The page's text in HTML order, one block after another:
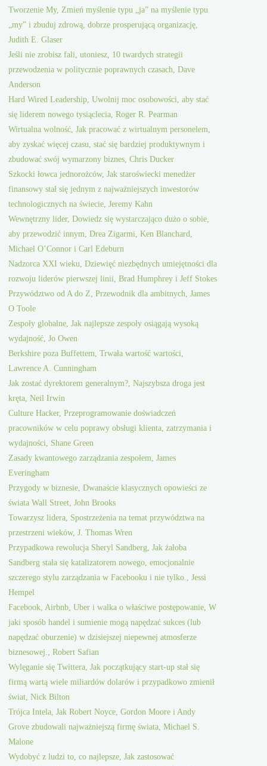
Tworzenie My, Zmień myślenie typu „ja” na myślenie typu
„my” i zbuduj zdrową, dobrze prosperującą organizację,
Judith E. Glaser
Jeśli nie zrobisz fali, utoniesz, 10 twardych strategii
przewodzenia w politycznie poprawnych czasach, Dave
Anderson
Hard Wired Leadership, Uwolnij moc osobowości, aby stać
się liderem nowego tysiąclecia, Roger R. Pearman
Wirtualna wolność, Jak pracować z wirtualnym personelem,
aby zyskać więcej czasu, stać się bardziej produktywnym i
zbudować swój wymarzony biznes, Chris Ducker
Szkocki łowca jednorożców, Jak staroświecki menedżer
finansowy stał się jednym z najważniejszych inwestorów
technologicznych na świecie, Jeremy Kahn
Wewnętrzny lider, Dowiedz się wystarczająco dużo o sobie,
aby przewodzić innym, Drea Zigarmi, Ken Blanchard,
Michael O’Connor i Carl Edeburn
Nadzorca XXI wieku, Dziewięć niezbędnych umiejętności dla
rozwoju liderów pierwszej linii, Brad Humphrey i Jeff Stokes
Przywództwo od A do Z, Przewodnik dla ambitnych, James
O Toole
Zespoły globalne, Jak najlepsze zespoły osiągają wysoką
wydajność, Jo Owen
Berkshire poza Buffettem, Trwała wartość wartości,
Lawrence A. Cunningham
Jak zostać dyrektorem generalnym?, Najszybsza droga jest
kręta, Neil Irwin
Culture Hacker, Przeprogramowanie doświadczeń
pracowników w celu poprawy obsługi klienta, zatrzymania i
wydajności, Shane Green
Zasady kwantowego zarządzania zespołem, James
Everingham
Przygody w biznesie, Dwanaście klasycznych opowieści ze
świata Wall Street, John Brooks
Towarzysz lidera, Spostrzeżenia na temat przywództwa na
przestrzeni wieków, J. Thomas Wren
Przypadkowa rewolucja Sheryl Sandberg, Jak żałoba
Sandberg stała się katalizatorem nowego, emocjonalnie
szczerego stylu zarządzania w Facebooku i nie tylko., Jessi
Hempel
Facebook, Airbnb, Uber i walka o właściwe postępowanie, W
jaki sposób handel i sumienie mogą napędzać sukces (lub
napędzać oburzenie) w dzisiejszej niepewnej atmosferze
biznesowej., Robert Safian
Wylęganie się Twittera, Jak początkujący start-up stał się
firmą wartą wiele miliardów dolarów i przypadkowo zmienił
świat, Nick Bilton
Trójca Intela, Jak Robert Noyce, Gordon Moore i Andy
Grove zbudowali najważniejszą firmę świata, Michael S.
Malone
Wydobyć z ludzi to, co najlepsze, Jak zastosować